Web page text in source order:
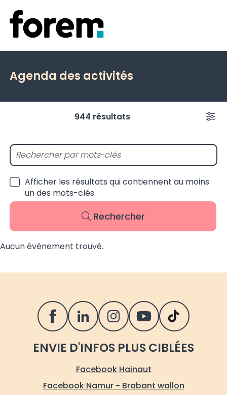
Agenda des activités
944 résultats
Afficher les résultats qui contiennent au moins
un des mots-clés
Rechercher
Événements à venir
Aucun événement trouvé.
SUIVEZ LE FOREM SUR LES RÉSEAUX
ENVIE D'INFOS PLUS CIBLÉES
Facebook Hainaut
Facebook Namur - Brabant wallon